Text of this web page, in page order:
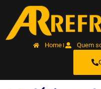
Home Quem